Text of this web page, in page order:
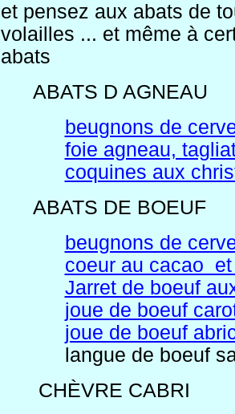
et pensez aux abats de
volailles ... et même à
abats
ABATS D AGNEAU
beugnons de
foie agneau,
coquines aux
ABATS DE BOEUF
beugnons de
coeur au cacao
Jarret de boeuf
joue de boeuf
joue de boeuf
langue de boeuf
CHÈVRE CABRI